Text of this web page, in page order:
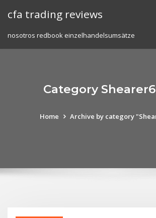
cfa trading reviews
nosotros redbook einzelhandelsumsätze
Category
Home Archive by category